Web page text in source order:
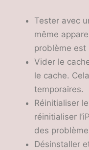
Tester avec
même
problème est
Vider le
le cache.
temporaires.
Réinitialiser
réinitialiser
des
Désinstaller